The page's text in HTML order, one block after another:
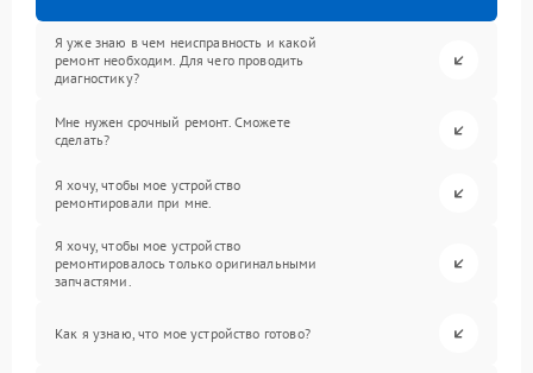
Я уже знаю в чем неисправность и какой
ремонт необходим. Для чего проводить
диагностику?
Мне нужен срочный ремонт. Сможете
сделать?
Я хочу, чтобы мое устройство
ремонтировали при мне.
Я хочу, чтобы мое устройство
ремонтировалось только оригинальными
запчастями.
Как я узнаю, что мое устройство готово?